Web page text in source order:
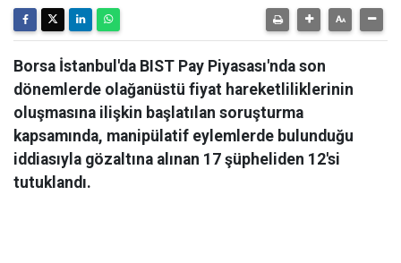
Borsa İstanbul'da BIST Pay Piyasası'nda son
dönemlerde olağanüstü fiyat hareketliliklerinin
oluşmasına ilişkin başlatılan soruşturma
kapsamında, manipülatif eylemlerde bulunduğu
iddiasıyla gözaltına alınan 17 şüpheliden 12'si
tutuklandı.